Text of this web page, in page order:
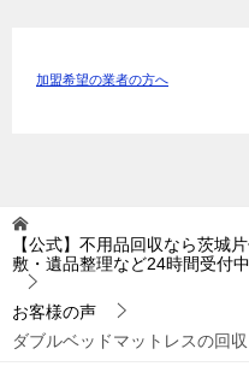
加盟希望の業者の方へ
【公式】不用品回収なら茨城
敷・遺品整理など24時間受付中
お客様の声
ダブルベッドマットレスの回